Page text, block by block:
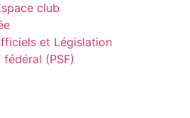
club
et Législation
(PSF)